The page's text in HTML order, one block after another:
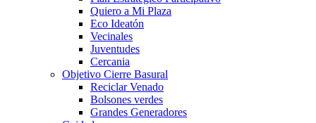
Quiero a Mi Plaza
Eco Ideatón
Vecinales
Juventudes
Cercania
Objetivo Cierre Basural
Reciclar Venado
Bolsones verdes
Grandes Generadores